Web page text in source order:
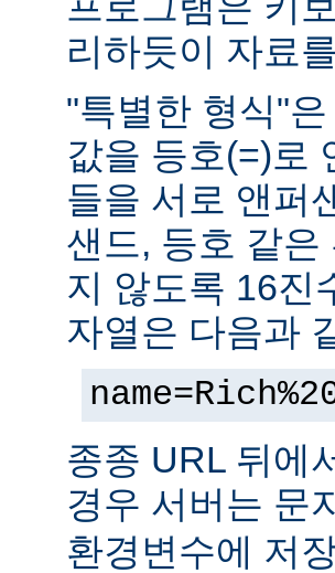
리하듯이 자료
"특별한 형식"
값을 등호(=)로
들을 서로 앤퍼
샌드, 등호 같
지 않도록 16진
자열은 다음과
종종 URL 뒤에
경우 서버는 문
환경변수에 저